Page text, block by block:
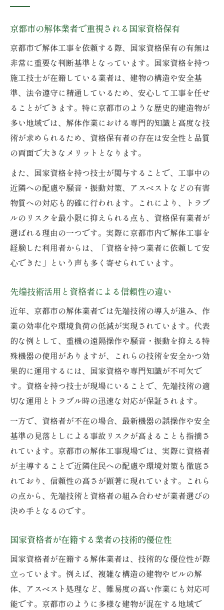
京都市の解体業者で重視される国家資格保有
京都市で解体工事を依頼する際、国家資格保有の有無は
非常に重要な判断基準となっています。国家資格を持つ
施工技士が在籍している業者は、建物の構造や安全基
準、法令遵守に精通しているため、安心して工事を任せ
ることができます。特に京都市のような歴史的建造物が
多い地域では、解体作業における専門的知識と高度な技
術が求められるため、資格保有者の存在は安全性と品質
の両面で大きなメリットとなります。
また、国家資格を持つ技士が関与することで、工事中の
近隣への配慮や騒音・振動対策、アスベストなどの有害
物質への対応も的確に行われます。これにより、トラブ
ルのリスクを最小限に抑えられる点も、資格保有業者が
選ばれる理由の一つです。実際に京都市内で解体工事を
経験した利用者からは、「資格を持つ業者に依頼して安
心できた」という声も多く寄せられています。
先端技術活用と資格者による信頼性の違い
近年、京都市の解体業者では先端技術の導入が進み、作
業の効率化や環境負荷の低減が実現されています。代表
的な例として、重機の遠隔操作や騒音・振動を抑える特
殊機器の使用がありますが、これらの技術を安全かつ効
果的に運用するには、国家資格や専門知識が不可欠で
す。資格を持つ技士が現場にいることで、先端技術の適
切な運用とトラブル時の迅速な対応が保証されます。
一方で、資格者が不在の場合、最新機器の誤操作や安全
基準の見落としによる事故リスクが高まることも指摘さ
れています。京都市の解体工事現場では、実際に資格者
が主導することで近隣住民への配慮や環境対策も徹底さ
れており、信頼性の高さが顕著に現れています。これら
の点から、先端技術と資格者の組み合わせが業者選びの
決め手となるのです。
国家資格者が在籍する業者の技術的優位性
国家資格者が在籍する解体業者は、技術的な優位性が際
立っています。例えば、複雑な構造の建物やビルの解
体、アスベスト処理など、難易度の高い作業にも対応可
能です。京都市のように多様な建物が混在する地域で